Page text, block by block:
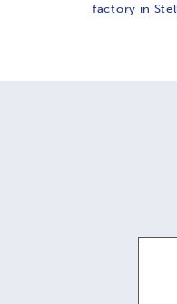
factory in